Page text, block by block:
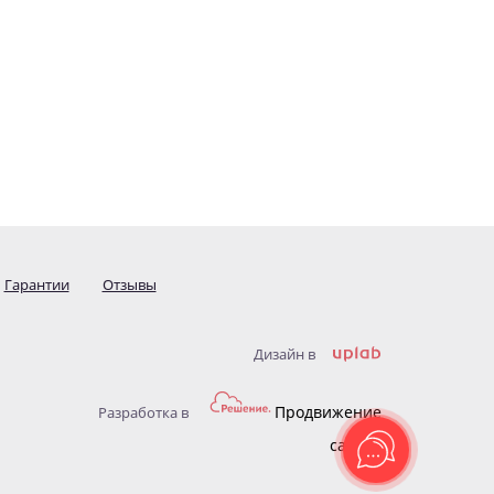
Гарантии Отзывы
Дизайн в
Разработка в
Продвижение
сайтов